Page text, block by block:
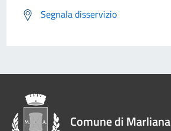
Segnala disservizio
Comune di Marliana